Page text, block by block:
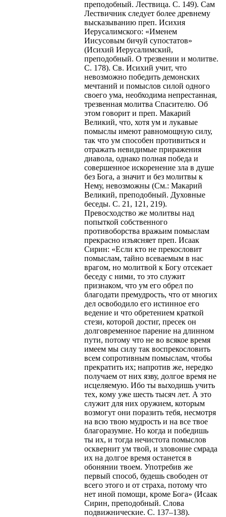
преподобный. Лествица. С. 149). Сам
Лествичник следует более древнему
высказыванию преп. Исихия
Иерусалимского: «Именем
Иисусовым бичуй супостатов»
(Исихий Иерусалимский,
преподобный. О трезвении и молитве.
С. 178). Св. Исихий учит, что
невозможно победить демонских
мечтаний и помыслов силой одного
своего ума, необходима непрестанная,
трезвенная молитва Спасителю. Об
этом говорит и преп. Макарий
Великий, что, хотя ум и лукавые
помыслы имеют равномощную силу,
так что ум способен противиться и
отражать невидимые приражения
диавола, однако полная победа и
совершенное искоренение зла в душе
без Бога, а значит и без молитвы к
Нему, невозможны (См.: Макарий
Великий, преподобный. Духовные
беседы. С. 21, 121, 219).
Превосходство же молитвы над
попыткой собственного
противоборства вражьим помыслам
прекрасно изъясняет преп. Исаак
Сирин: «Если кто не прекословит
помыслам, тайно всеваемым в нас
врагом, но молитвой к Богу отсекает
беседу с ними, то это служит
признаком, что ум его обрел по
благодати премудрость, что от многих
дел освободило его истинное его
ведение и что обретением краткой
стези, которой достиг, пресек он
долговременное парение на длинном
пути, потому что не во всякое время
имеем мы силу так воспрекословить
всем сопротивным помыслам, чтобы
прекратить их; напротив же, нередко
получаем от них язву, долгое время не
исцеляемую. Ибо ты выходишь учить
тех, кому уже шесть тысяч лет. А это
служит для них оружием, которым
возмогут они поразить тебя, несмотря
на всю твою мудрость и на все твое
благоразумие. Но когда и победишь
ты их, и тогда нечистота помыслов
осквернит ум твой, и зловоние смрада
их на долгое время останется в
обонянии твоем. Употребив же
первый способ, будешь свободен от
всего этого и от страха, потому что
нет иной помощи, кроме Бога» (Исаак
Сирин, преподобный. Слова
подвижнические. С. 137–138).